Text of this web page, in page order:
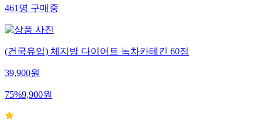
461명구매중
(건국유업) 체지방 다이어트 녹차카테킨 60정
39,900원
75%9,900원